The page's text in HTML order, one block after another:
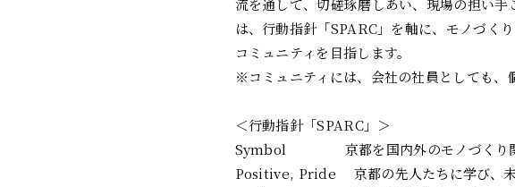
流を通して、切磋琢磨しあい、現場の担い
は、行動指針「SPARC」を軸に、モノづく
コミュニティを目指します。
※コミュニティには、会社の社員としても、
＜行動指針「SPARC」＞
Symbol 京都を国内外のモノづくり関
Positive, Pride 京都の先人たちに学び、未